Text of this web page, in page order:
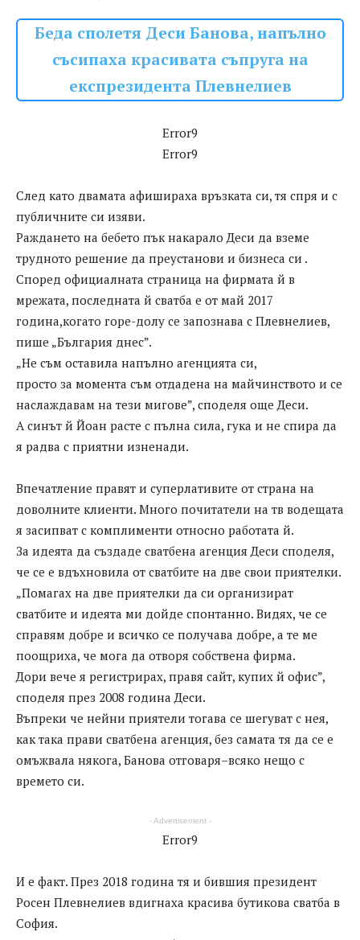
Беда сполетя Деси Банова, напълно
съсипаха красивата съпруга на
експрезидента Плевнелиев
Error9
Error9
След като двамата афишираха връзката си, тя спря и с
публичните си изяви.
Раждането на бебето пък накарало Деси да вземе
трудното решение да преустанови и бизнеса си .
Според официалната страница на фирмата й в
мрежата, последната й сватба е от май 2017
година,когато горе-долу се запознава с Плевнелиев,
пише „България днес”.
„Не съм оставила напълно агенцията си,
просто за момента съм отдадена на майчинството и се
наслаждавам на тези мигове”, споделя още Деси.
А синът й Йоан расте с пълна сила, гука и не спира да
я радва с приятни изненади.
Впечатление правят и суперлативите от страна на
доволните клиенти. Много почитатели на тв водещата
я засипват с комплименти относно работата й.
За идеята да създаде сватбена агенция Деси споделя,
че се е вдъхновила от сватбите на две свои приятелки.
„Помагах на две приятелки да си организират
сватбите и идеята ми дойде спонтанно. Видях, че се
справям добре и всичко се получава добре, а те ме
поощриха, че мога да отворя собствена фирма.
Дори вече я регистрирах, правя сайт, купих й офис”,
споделя през 2008 година Деси.
Въпреки че нейни приятели тогава се шегуват с нея,
как така прави сватбена агенция, без самата тя да се е
омъжвала някога, Банова отговаря–всяко нещо с
времето си.
- Advertisement -
Error9
И е факт. През 2018 година тя и бившия президент
Росен Плевнелиев вдигнаха красива бутикова сватба в
София.